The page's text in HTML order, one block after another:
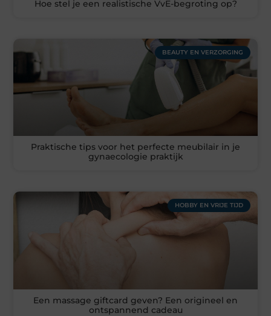
Hoe stel je een realistische VvE-begroting op?
BEAUTY EN VERZORGING
Praktische tips voor het perfecte meubilair in je
gynaecologie praktijk
HOBBY EN VRIJE TIJD
Een massage giftcard geven? Een origineel en
ontspannend cadeau